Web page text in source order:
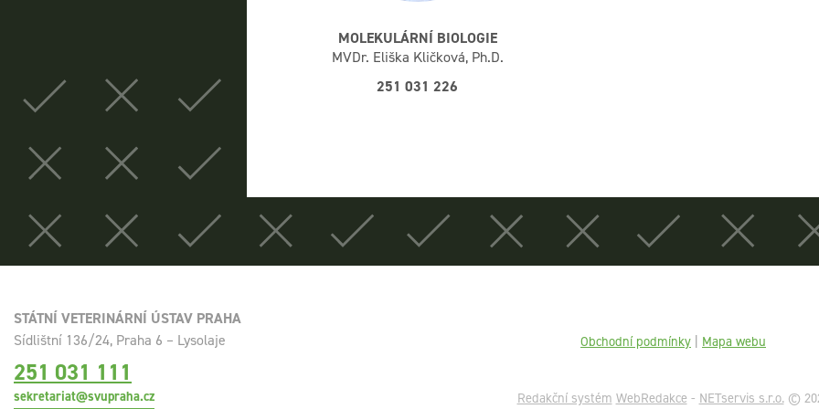
MOLEKULÁRNÍ BIOLOGIE
MVDr. Eliška Kličková, Ph.D.
251 031 226
STÁTNÍ VETERINÁRNÍ ÚSTAV PRAHA
Sídlištní 136/24, Praha 6 – Lysolaje
251 031 111
sekretariat@svupraha.cz
Obchodní podmínky | Mapa webu
Redakční systém WebRedakce - NETservis s.r.o.©